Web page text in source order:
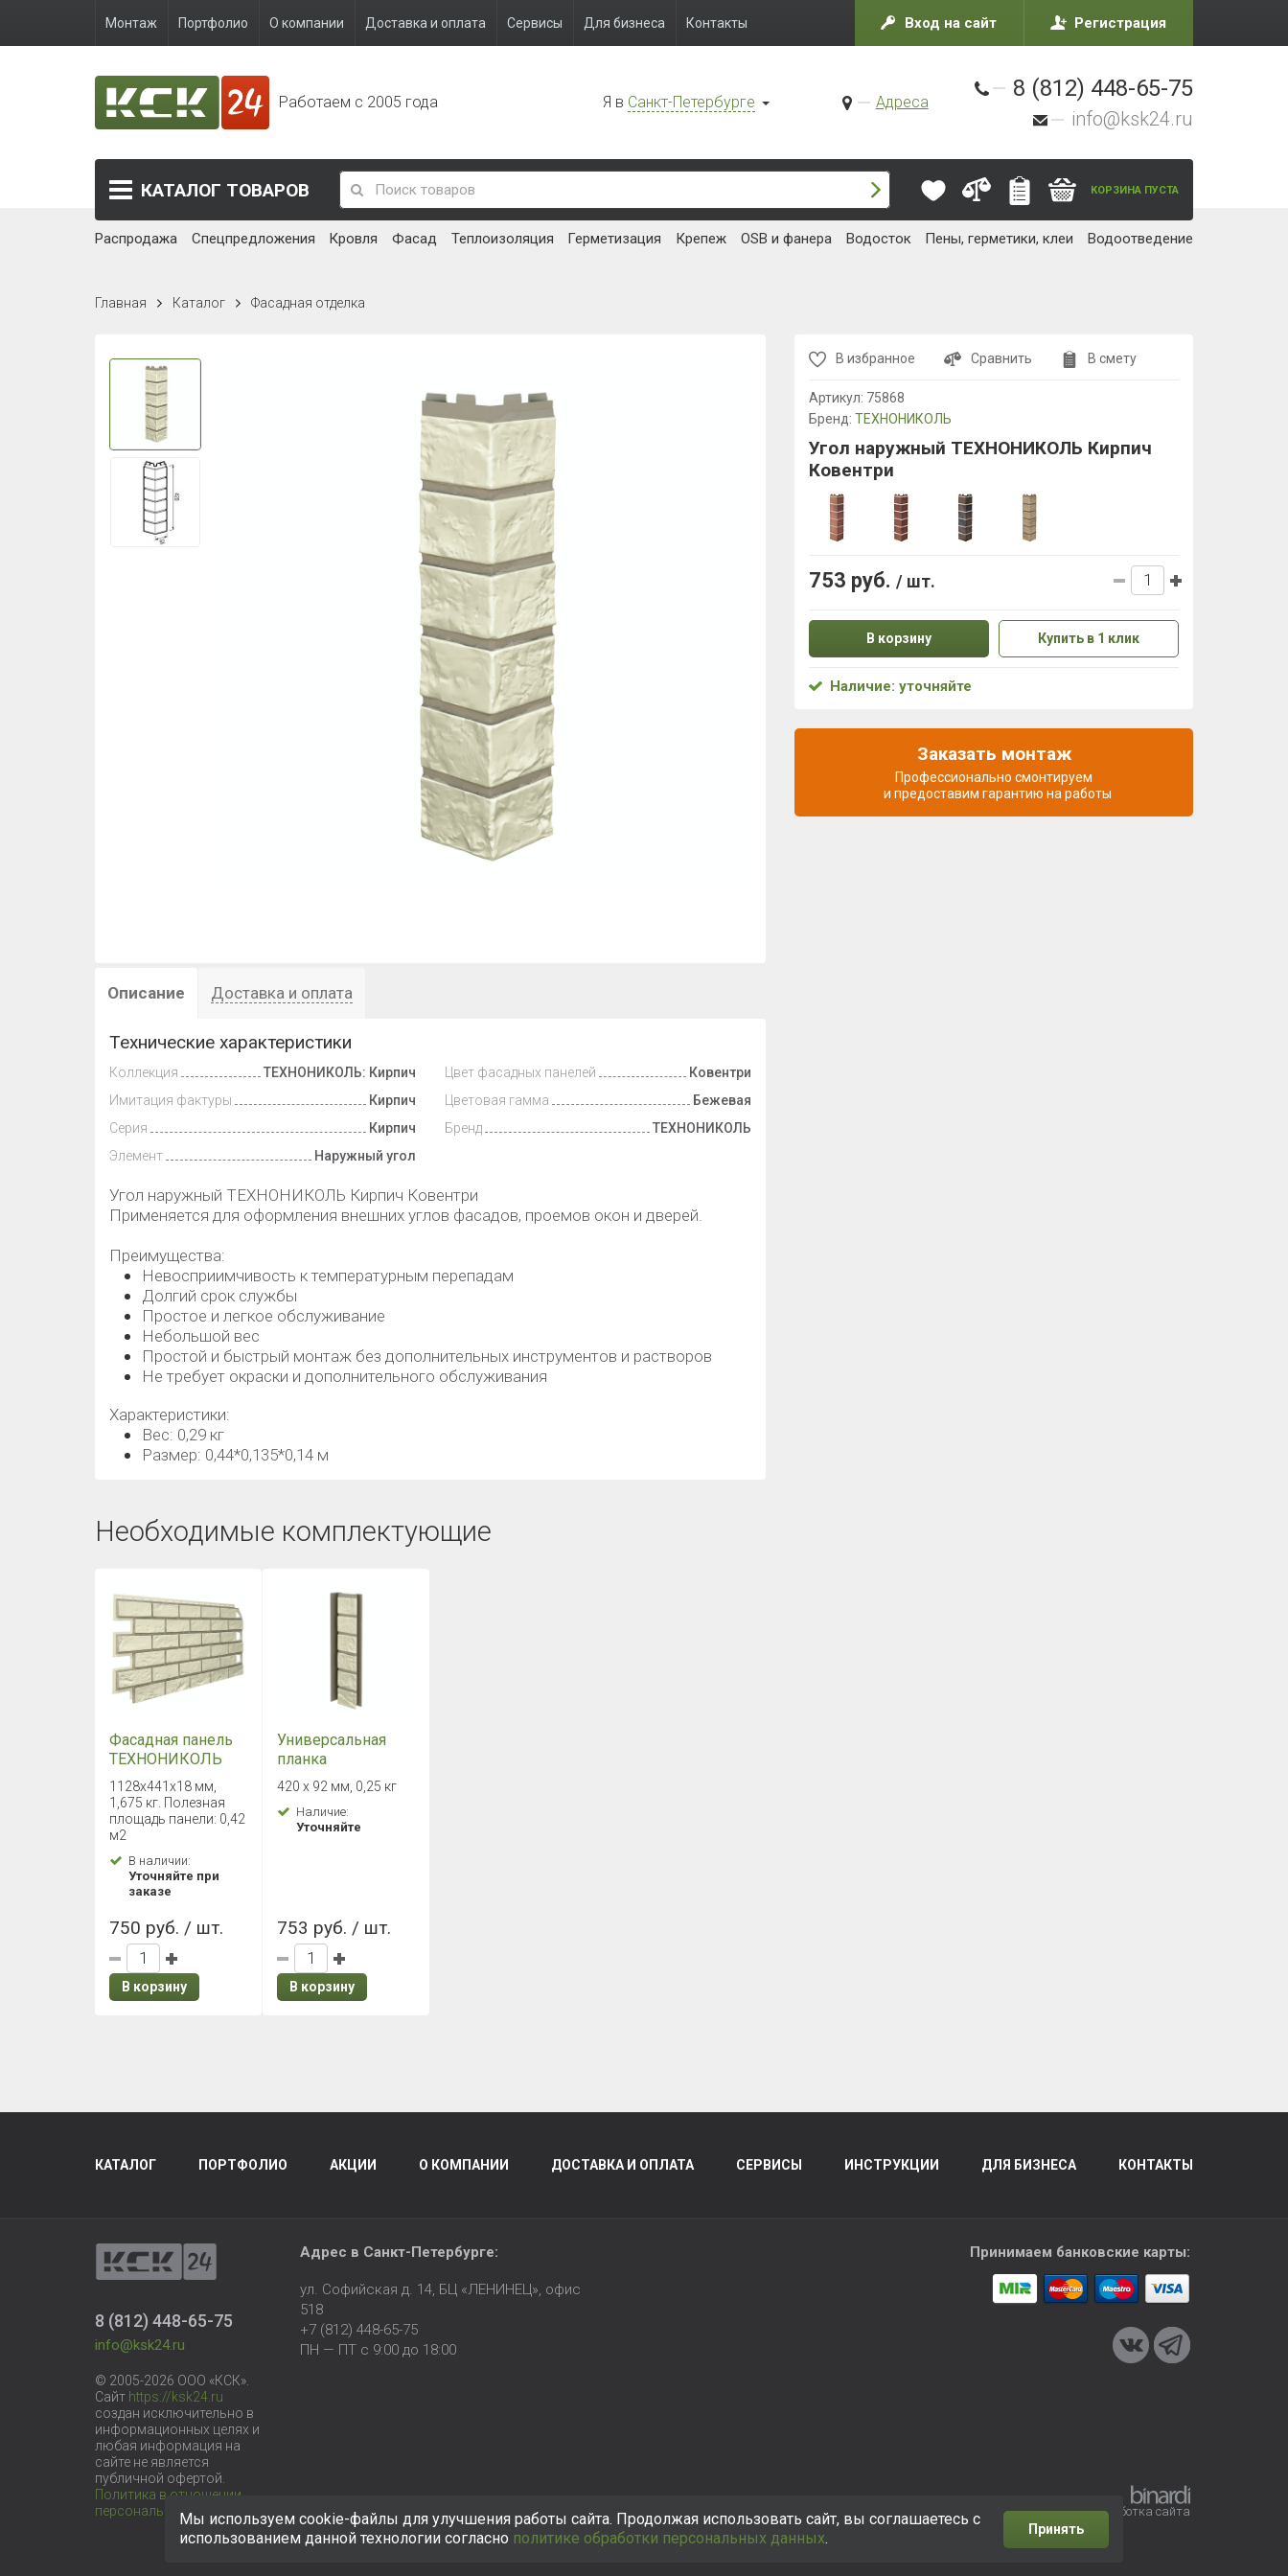
Монтаж Портфолио О компании Доставка и оплата Сервисы Для бизнеса Контакты Вход на сайт Регистрация
Работаем с 2005 года Я в Санкт-Петербурге Адреса
8 (812) 448-65-75
info@ksk24.ru
КАТАЛОГ ТОВАРОВ КОРЗИНА ПУСТА
Распродажа Спецпредложения Кровля Фасад Теплоизоляция Герметизация Крепеж OSB и фанера Водосток Пены, герметики, клеи Водоотведение
Главная Каталог Фасадная отделка
Описание Доставка и оплата
Технические характеристики
Коллекция
ТЕХНОНИКОЛЬ: Кирпич
Имитация фактуры
Кирпич
Серия
Кирпич
Элемент
Наружный угол
Цвет фасадных панелей
Ковентри
Цветовая гамма
Бежевая
Бренд
ТЕХНОНИКОЛЬ
Угол наружный ТЕХНОНИКОЛЬ Кирпич Ковентри
Применяется для оформления внешних углов фасадов, проемов окон и дверей.
Преимущества:
Невосприимчивость к температурным перепадам
Долгий срок службы
Простое и легкое обслуживание
Небольшой вес
Простой и быстрый монтаж без дополнительных инструментов и растворов
Не требует окраски и дополнительного обслуживания
Характеристики:
Вес: 0,29 кг
Размер: 0,44*0,135*0,14 м
Необходимые комплектующие
Фасадная панель
ТЕХНОНИКОЛЬ
Кирпич Ковентри
1128х441х18 мм,
1,675 кг. Полезная
площадь панели: 0,42
м2
В наличии:
Уточняйте при
заказе
750 руб. / шт.
В корзину
Универсальная
планка
ТЕХНОНИКОЛЬ
Кирпич Ковентри
420 х 92 мм, 0,25 кг
Наличие:
Уточняйте
753 руб. / шт.
В корзину
В избранное Сравнить В смету
Артикул: 75868
Бренд: ТЕХНОНИКОЛЬ
Угол наружный ТЕХНОНИКОЛЬ Кирпич
Ковентри
753 руб. / шт.
В корзину Купить в 1 клик
Наличие: уточняйте
Заказать монтаж
Профессионально смонтируем
и предоставим гарантию на работы
КАТАЛОГ ПОРТФОЛИО АКЦИИ О КОМПАНИИ ДОСТАВКА И ОПЛАТА СЕРВИСЫ ИНСТРУКЦИИ ДЛЯ БИЗНЕСА КОНТАКТЫ
8 (812) 448-65-75
info@ksk24.ru
© 2005-2026 ООО «КСК».
Сайт https://ksk24.ru
создан исключительно в
информационных целях и
любая информация на
сайте не является
публичной офертой.
Политика в отношении
персональных данных
Адрес в Санкт-Петербурге:
ул. Софийская д. 14, БЦ «ЛЕНИНЕЦ», офис
518
+7 (812) 448-65-75
ПН — ПТ с 9:00 до 18:00
Принимаем банковские карты:
Разработка сайта
Мы используем cookie-файлы для улучшения работы сайта. Продолжая использовать сайт, вы соглашаетесь с
использованием данной технологии согласно политике обработки персональных данных.
Принять